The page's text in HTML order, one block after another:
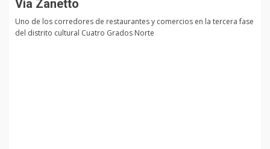
Via Zanetto
Uno de los corredores de restaurantes y comercios en la tercera fase
del distrito cultural Cuatro Grados Norte